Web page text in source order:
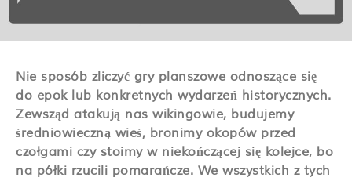
Nie sposób zliczyć gry planszowe odnoszące się
do epok lub konkretnych wydarzeń historycznych.
Zewsząd atakują nas wikingowie, budujemy
średniowieczną wieś, bronimy okopów przed
czołgami czy stoimy w niekończącej się kolejce, bo
na półki rzucili pomarańcze. We wszystkich z tych